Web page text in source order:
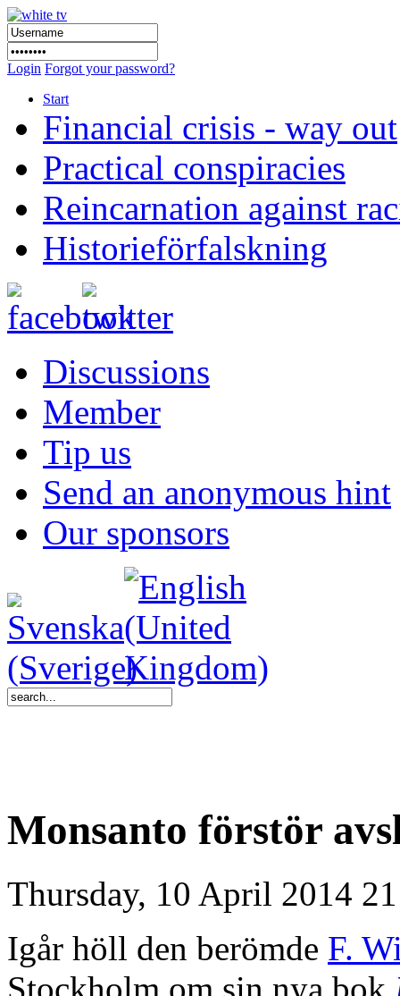
Login Forgot your password?
Start
Financial crisis - way out
Practical conspiracies
Reincarnation against
Historieförfalskning
Discussions
Member
Tip us
Send an anonymous hint
Our sponsors
Monsanto förstör
Thursday, 10 April 2014
Igår höll den berömde F.
Stockholm om sin nya bok